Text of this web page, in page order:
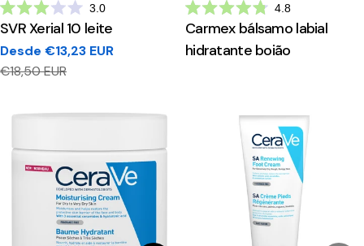
Avaliado
com
3.0
de
5
estrelas
3.0
SVR Xerial 10 leite
Preço
Desde €13,23 EUR
Preço
€18,50 EUR
Avaliado
com
4.8
de
4.8
Carmex bálsamo labial
hidratante boião